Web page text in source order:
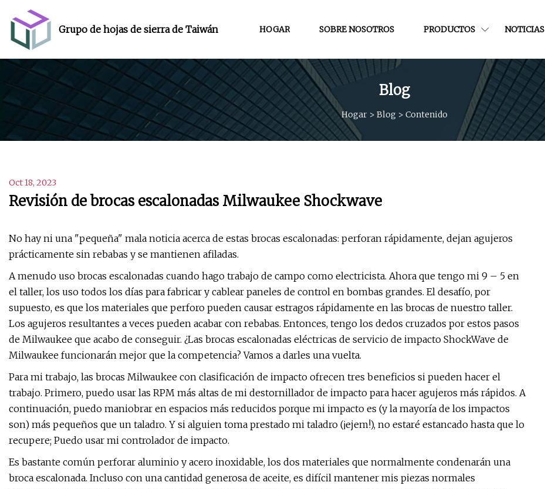
Grupo de hojas de sierra de Taiwán HOGAR SOBRE NOSOTROS PRODUCTOS NOTICIAS
Blog
Hogar> Blog > Contenido
Oct 18, 2023
Revisión de brocas escalonadas Milwaukee Shockwave
No hay ni una "pequeña" mala noticia acerca de estas brocas escalonadas: perforan rápidamente, dejan agujeros
prácticamente sin rebabas y se mantienen afiladas.
A menudo uso brocas escalonadas cuando hago trabajo de campo como electricista. Ahora que tengo mi 9 – 5 en
el taller, los uso todos los días para fabricar y cablear paneles de control en bombas grandes. El desafío, por
supuesto, es que los materiales que perforo pueden causar estragos rápidamente en las brocas de nuestro taller.
Los agujeros resultantes a veces pueden acabar con rebabas. Entonces, tengo los dedos cruzados por estos pasos
de Milwaukee que acabo de conseguir. ¿Las brocas escalonadas eléctricas de servicio de impacto ShockWave de
Milwaukee funcionarán mejor que la competencia? Vamos a darles una vuelta.
Para mi trabajo, las brocas Milwaukee con clasificación de impacto ofrecen tres beneficios si pueden hacer el
trabajo. Primero, puedo usar las RPM más altas de mi destornillador de impacto para hacer agujeros más rápidos. A
continuación, puedo maniobrar en espacios más reducidos porque mi impacto es (y la mayoría de los impactos
son) más pequeños que un taladro. Y si alguien toma prestado mi taladro (¡ejem!), no estaré estancado hasta que lo
recupere; Puedo usar mi controlador de impacto.
Es bastante común perforar aluminio y acero inoxidable, los dos materiales que normalmente condenarán una
broca escalonada. Incluso con una cantidad generosa de aceite, es difícil mantener mis piezas normales